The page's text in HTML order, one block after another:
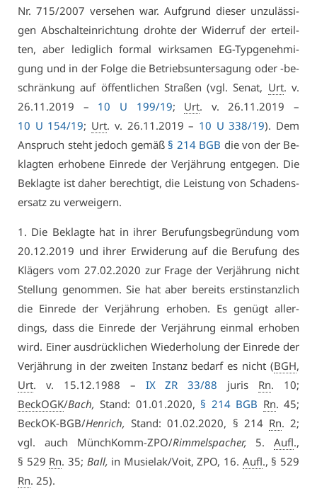
Nr. 715/2007 ver­se­hen war. Auf­grund die­ser un­zu­läs­si­
gen Ab­schalt­ein­rich­tung droh­te der Wi­der­ruf der er­teil­
ten, aber le­dig­lich for­mal wirk­sa­men EG-Typ­ge­neh­mi­
gung und in der Fol­ge die Be­triebs­un­ter­sa­gung oder -be­
schrän­kung auf öf­fent­li­chen Stra­ßen (vgl. Se­nat, Urt. v.
26.11.2019 – 10 U 199/19; Urt. v. 26.11.2019 –
10 U 154/19; Urt. v. 26.11.2019 – 10 U 338/19). Dem
An­spruch steht je­doch ge­mäß § 214 BGB die von der Be­
klag­ten er­ho­be­ne Ein­re­de der Ver­jäh­rung ent­ge­gen. Die
Be­klag­te ist da­her be­rech­tigt, die Leis­tung von Scha­dens­
er­satz zu ver­wei­gern.
1. Die Be­klag­te hat in ih­rer Be­ru­fungs­be­grün­dung vom
20.12.2019 und ih­rer Er­wi­de­rung auf die Be­ru­fung des
Klä­gers vom 27.02.2020 zur Fra­ge der Ver­jäh­rung nicht
Stel­lung ge­nom­men. Sie hat aber be­reits erst­in­stanz­lich
die Ein­re­de der Ver­jäh­rung er­ho­ben. Es ge­nügt al­ler­
dings, dass die Ein­re­de der Ver­jäh­rung ein­mal er­ho­ben
wird. Ei­ner aus­drück­li­chen Wie­der­ho­lung der Ein­re­de der
Ver­jäh­rung in der zwei­ten In­stanz be­darf es nicht (BGH,
Urt. v. 15.12.1988 – IX ZR 33/88 ju­ris Rn. 10;
BeckOGK/Bach, Stand: 01.01.2020, § 214 BGB Rn. 45;
Be­ckOK-BGB/Hen­rich, Stand: 01.02.2020, § 214 Rn. 2;
vgl. auch Münch­Komm-ZPO/Rim­mel­s­pa­cher, 5. Aufl.,
§ 529 Rn. 35; Ball, in Mu­sielak/Voit, ZPO, 16. Aufl., § 529
Rn. 25).